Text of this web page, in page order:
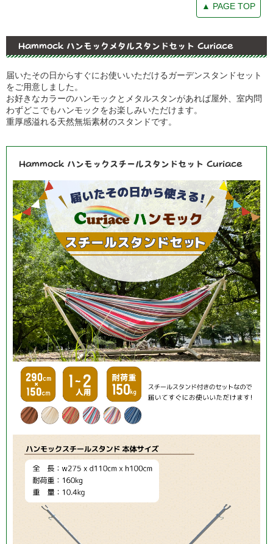
▲ PAGE TOP
Hammock ハンモックメタルスタンドセット Curiace
届いたその日からすぐにお使いいただけるガーデンスタンドセット
をご用意しました。
お好きなカラーのハンモックとメタルスタンがあれば屋外、室内問
わずどこでもハンモックをお楽しみいただけます。
重厚感溢れる天然無垢素材のスタンドです。
Hammock ハンモックスチールスタンドセット Curiace